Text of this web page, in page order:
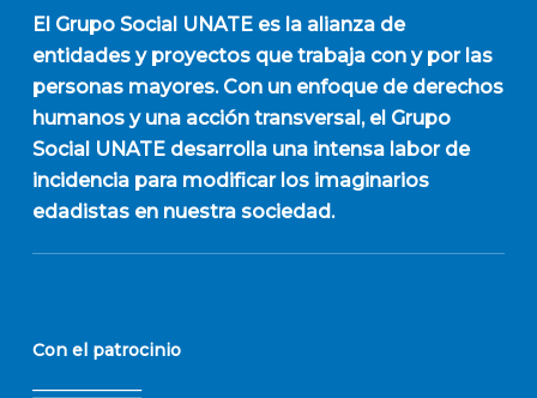
El Grupo Social UNATEes la alianza de
entidades y proyectos que trabaja con y por las
personas mayores. Con un enfoque de derechos
humanos y una acción transversal, el Grupo
Social UNATE desarrolla una intensa labor de
incidencia para modificar los imaginarios
edadistas en nuestra sociedad.
Con el patrocinio